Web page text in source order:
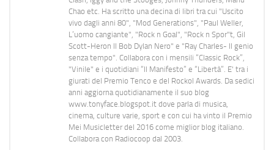
Chao etc. Ha scritto una decina di libri tra cui "Uscito
vivo dagli anni 80", "Mod Generations", "Paul Weller,
L’uomo cangiante", "Rock n Goal", "Rock n Spor"t, Gil
Scott-Heron Il Bob Dylan Nero" e "Ray Charles- Il genio
senza tempo". Collabora con i mensili “Classic Rock”,
"Vinile" e i quotidiani “Il Manifesto” e “Libertà”. E' tra i
giurati del Premio Tenco e del Rockol Awards. Da sedici
anni aggiorna quotidianamente il suo blog
www.tonyface.blogspot.it dove parla di musica,
cinema, culture varie, sport e con cui ha vinto il Premio
Mei Musicletter del 2016 come miglior blog italiano.
Collabora con Radiocoop dal 2003.